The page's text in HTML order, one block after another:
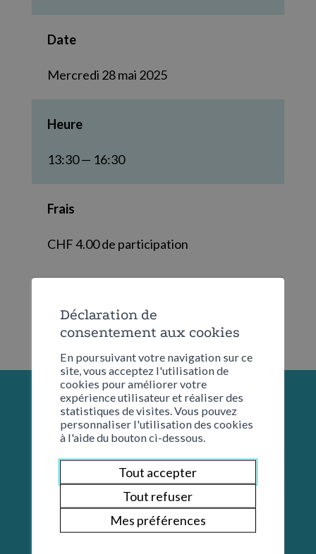
Date
Mercredi 28 mai 2025
Heure
13:30 — 16:30
Frais
CHF 4.00 de participation
Déclaration de
consentement aux cookies
En poursuivant votre navigation sur ce
site, vous acceptez l'utilisation de
cookies pour améliorer votre
expérience utilisateur et réaliser des
statistiques de visites. Vous pouvez
personnaliser l'utilisation des cookies
à l'aide du bouton ci-dessous.
Tout accepter
Tout refuser
Mes préférences